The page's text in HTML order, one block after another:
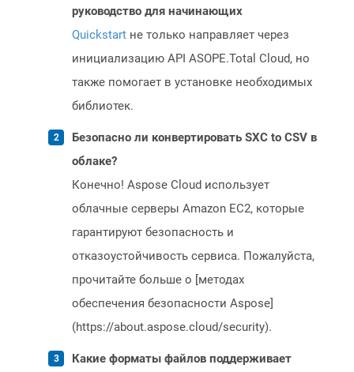
руководство для начинающих
Quickstart не только направляет через
инициализацию API ASOPE.Total Cloud, но
также помогает в установке необходимых
библиотек.
Безопасно ли конвертировать SXC to CSV в
облаке?
Конечно! Aspose Cloud использует
облачные серверы Amazon EC2, которые
гарантируют безопасность и
отказоустойчивость сервиса. Пожалуйста,
прочитайте больше о [методах
обеспечения безопасности Aspose]
(https://about.aspose.cloud/security).
Какие форматы файлов поддерживает